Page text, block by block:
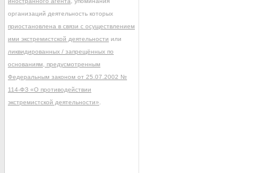
организаций деятельность которых
приостановлена в связи с осуществлением
ими экстремистской деятельности или
ликвидированных / запрещённых по
основаниям, предусмотренным
Федеральным законом от 25.07.2002 №
114-ФЗ «О противодействии
экстремистской деятельности»